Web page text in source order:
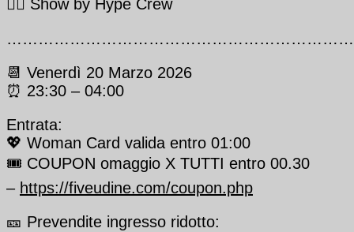
👯‍♀️ Show by Hype Crew
📆 Venerdì 20 Marzo 2026
⏰ 23:30 – 04:00
Entrata:
💖 Woman Card valida entro 01:00
🎟️ COUPON omaggio X TUTTI entro 00.30
– https://fiveudine.com/coupon.php
🎫 Prevendite ingresso ridotto: